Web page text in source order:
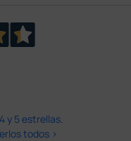
y 5 estrellas.
todos >